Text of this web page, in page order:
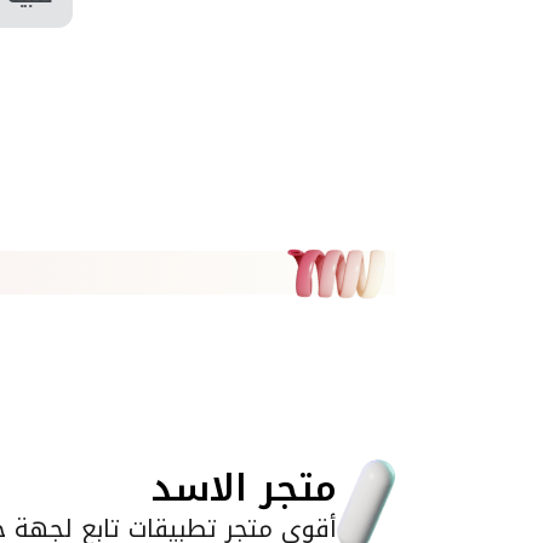
متجر الاسد
أقوى متجر تطبيقات تابع لجهة